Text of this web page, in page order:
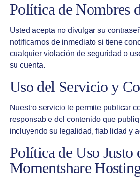
Política de Nombres
Usted acepta no divulgar su
notificarnos de inmediato si tiene
cualquier violación de seguridad o
su cuenta.
Uso del Servicio y
Nuestro servicio le permite publicar
responsable del contenido que
incluyendo su legalidad, fiabilidad y
Política de Uso Justo
Momentshare